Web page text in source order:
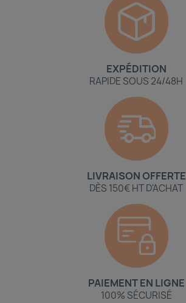
EXPÉDITION
RAPIDE SOUS 24/48H
LIVRAISON OFFERTE
DÈS 150€ HT D'ACHAT
PAIEMENT EN LIGNE
100% SÉCURISÉ